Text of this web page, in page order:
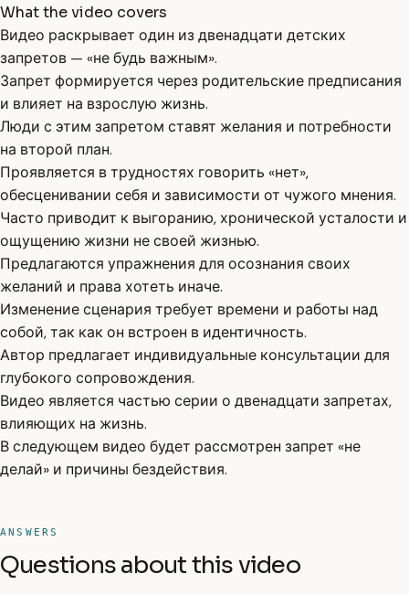
What the video covers
Видео раскрывает один из двенадцати детских
запретов — «не будь важным».
Запрет формируется через родительские предписания
и влияет на взрослую жизнь.
Люди с этим запретом ставят желания и потребности
на второй план.
Проявляется в трудностях говорить «нет»,
обесценивании себя и зависимости от чужого мнения.
Часто приводит к выгоранию, хронической усталости и
ощущению жизни не своей жизнью.
Предлагаются упражнения для осознания своих
желаний и права хотеть иначе.
Изменение сценария требует времени и работы над
собой, так как он встроен в идентичность.
Автор предлагает индивидуальные консультации для
глубокого сопровождения.
Видео является частью серии о двенадцати запретах,
влияющих на жизнь.
В следующем видео будет рассмотрен запрет «не
делай» и причины бездействия.
ANSWERS
Questions about this video